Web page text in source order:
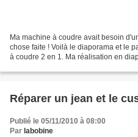
Ma machine à coudre avait besoin
chose faite ! Voilà le diaporama et le
à coudre 2 en 1. Ma réalisation en
Réparer un jean et le
Publié le 05/11/2010 à 08:00
Par labobine